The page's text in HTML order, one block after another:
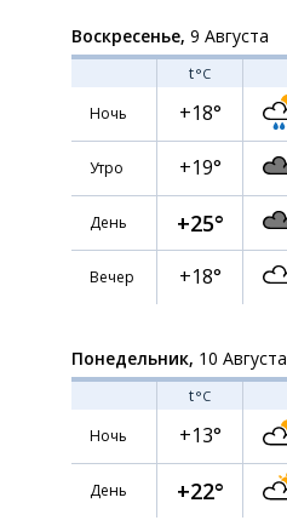
Воскресенье, 9 Августа
t°C
Ночь
+18°
Утро +19°
День +25°
Вечер +18°
Понедельник, 10 Августа
t°C
Ночь
+13°
День +22°